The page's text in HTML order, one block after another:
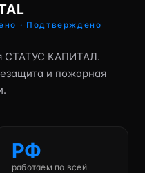
· Подтверждено
СТАТУС КАПИТАЛ.
и пожарная
РФ
работаем по всей